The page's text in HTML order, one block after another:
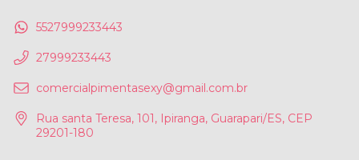
5527999233443
27999233443
comercialpimentasexy@gmail.com.br
Rua santa Teresa, 101, Ipiranga, Guarapari/ES, CEP
29201-180